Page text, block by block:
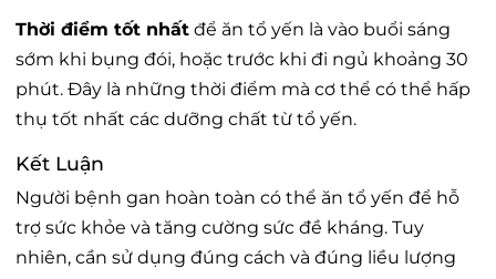
Thời điểm tốt nhất để ăn tổ yến là vào buổi sáng
sớm khi bụng đói, hoặc trước khi đi ngủ khoảng 30
phút. Đây là những thời điểm mà cơ thể có thể hấp
thụ tốt nhất các dưỡng chất từ tổ yến.
Kết Luận
Người bệnh gan hoàn toàn có thể ăn tổ yến để hỗ
trợ sức khỏe và tăng cường sức đề kháng. Tuy
nhiên, cần sử dụng đúng cách và đúng liều lượng